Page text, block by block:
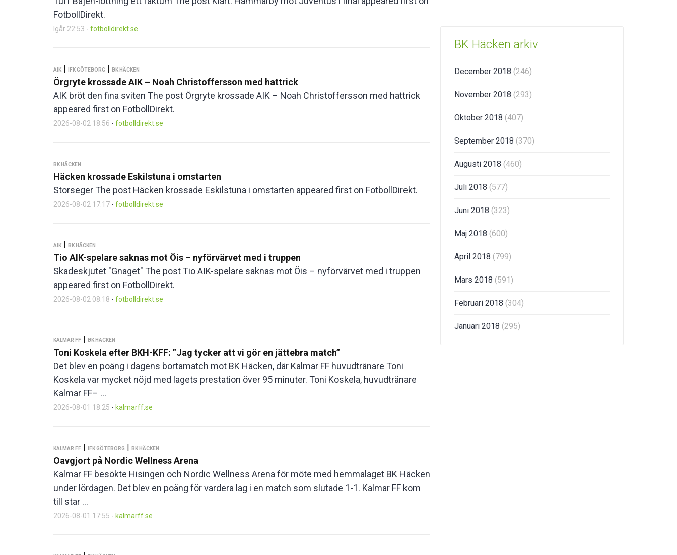
FotbollDirekt.
Igår 22:53 - fotbolldirekt.se
AIK | IFK GÖTEBORG | BK HÄCKEN
Örgryte krossade AIK – Noah Christoffersson med hattrick
AIK bröt den fina sviten The post Örgryte krossade AIK – Noah Christoffersson med hattrick
appeared first on FotbollDirekt.
2026-08-02 18:56 - fotbolldirekt.se
BK HÄCKEN
Häcken krossade Eskilstuna i omstarten
Storseger The post Häcken krossade Eskilstuna i omstarten appeared first on FotbollDirekt.
2026-08-02 17:17 - fotbolldirekt.se
AIK | BK HÄCKEN
Tio AIK-spelare saknas mot Öis – nyförvärvet med i truppen
Skadeskjutet "Gnaget" The post Tio AIK-spelare saknas mot Öis – nyförvärvet med i truppen
appeared first on FotbollDirekt.
2026-08-02 08:18 - fotbolldirekt.se
KALMAR FF | BK HÄCKEN
Toni Koskela efter BKH-KFF: ”Jag tycker att vi gör en jättebra match”
Det blev en poäng i dagens bortamatch mot BK Häcken, där Kalmar FF huvudtränare Toni
Koskela var mycket nöjd med lagets prestation över 95 minuter. Toni Koskela, huvudtränare
Kalmar FF– ...
2026-08-01 18:25 - kalmarff.se
KALMAR FF | IFK GÖTEBORG | BK HÄCKEN
Oavgjort på Nordic Wellness Arena
Kalmar FF besökte Hisingen och Nordic Wellness Arena för möte med hemmalaget BK Häcken
under lördagen. Det blev en poäng för vardera lag i en match som slutade 1-1. Kalmar FF kom
till star ...
2026-08-01 17:55 - kalmarff.se
BK Häcken arkiv
December 2018 (246)
November 2018 (293)
Oktober 2018 (407)
September 2018 (370)
Augusti 2018 (460)
Juli 2018 (577)
Juni 2018 (323)
Maj 2018 (600)
April 2018 (799)
Mars 2018 (591)
Februari 2018 (304)
Januari 2018 (295)